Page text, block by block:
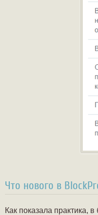
Что нового в
Как показала практика,